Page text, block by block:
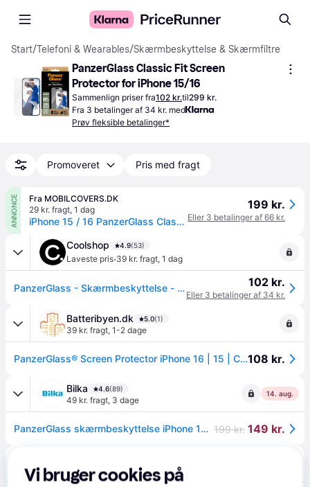
Start/Telefoni & Wearables/Skærmbeskyttelse & Skærmfiltre
PanzerGlass Classic Fit Screen
Protector for iPhone 15/16
Sammenlign priser fra102 kr.til299 kr.
Fra 3 betalinger af 34 kr. med
Prøv fleksible betalinger*
Promoveret Pris med fragt
ANNONCE
Fra MOBILCOVERS.DK
29 kr. fragt, 1 dag
iPhone 15 / 16 PanzerGlass Classic Fit Skærmbeskyttelse m. EasyAligner - Platinum Strength - Gennemsigtig
199 kr.
Eller 3 betalinger af 66 kr.
Coolshop 4.9(53)
Laveste pris·39 kr. fragt, 1 dag
PanzerGlass - Skærmbeskyttelse - iPhone 16 - 15 - Classic Fit - Klar til levering - Prismatch 102 kr.
Eller 3 betalinger af 34 kr.
Batteribyen.dk 5.0(1)
39 kr. fragt, 1-2 dage
PanzerGlass® Screen Protector iPhone 16 | 15 | Classic Fit108 kr.
Bilka 4.6(89)
49 kr. fragt, 3 dage
14. aug.
PanzerGlass skærmbeskyttelse iPhone 16/15 199 kr. 149 kr.
25 kr. fragt ,1-2 dage
Vi bruger cookies på